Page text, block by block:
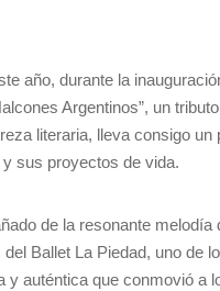
año, durante la
Argentinos”, un
literaria, lleva consigo
sus proyectos de vida.
de la resonante
Ballet La Piedad, uno
auténtica que conmovió a